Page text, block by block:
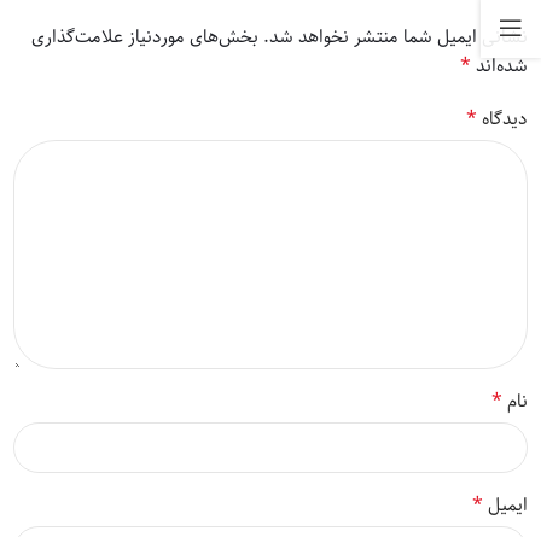
نشانی ایمیل شما منتشر نخواهد شد. بخش‌های موردنیاز علامت‌گذاری
شده‌اند*
دیدگاه*
نام*
ایمیل*